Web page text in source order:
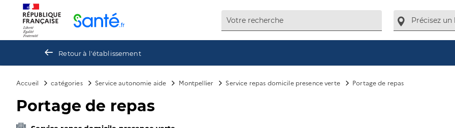
Retour à l'établissement
Accueil catégories Service autonomie aide Montpellier Service repas domicile presence verte Portage de repas
Portage de repas
Panneau de gestion des cookies